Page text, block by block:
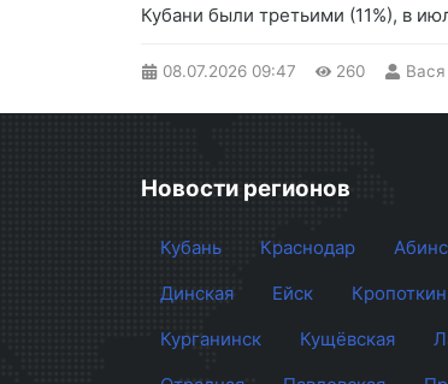
Кубани были третьими (11%), в
08.07.2026 09:47 260
Новости регионов
Кубань Краснодар
Динская
Ейск Кропоткин
Курганинск
Кущёвская